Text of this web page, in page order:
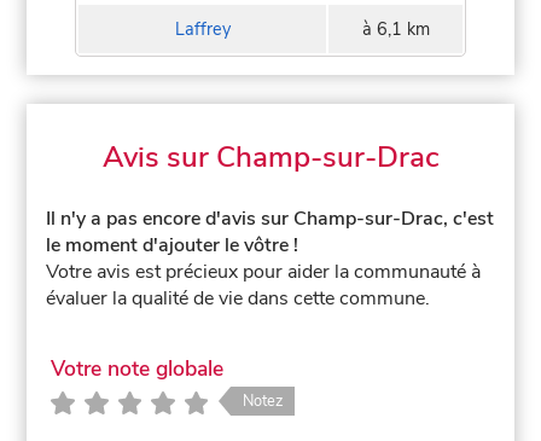
Laffrey à 6,1 km
Avis sur Champ-sur-Drac
Il n'y a pas encore d'avis sur Champ-sur-Drac, c'est
le moment d'ajouter le vôtre !
Votre avis est précieux pour aider la communauté à
évaluer la qualité de vie dans cette commune.
Votre note globale
Notez